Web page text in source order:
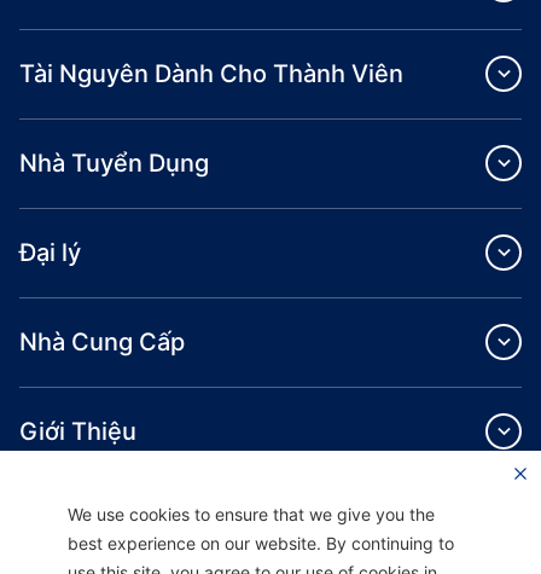
Tài Nguyên Dành Cho Thành Viên
Nhà Tuyển Dụng
Đại lý
Nhà Cung Cấp
Giới Thiệu
We use cookies to ensure that we give you the
best experience on our website. By continuing to